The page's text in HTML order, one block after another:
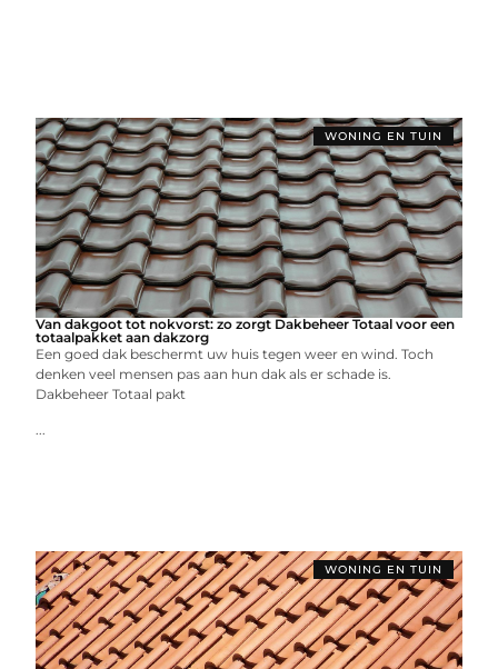
WONING EN TUIN
Van dakgoot tot nokvorst: zo zorgt Dakbeheer Totaal voor een
totaalpakket aan dakzorg
Een goed dak beschermt uw huis tegen weer en wind. Toch
denken veel mensen pas aan hun dak als er schade is.
Dakbeheer Totaal pakt
...
WONING EN TUIN